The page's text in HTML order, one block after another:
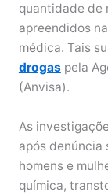
quantidade de
apreendidos
médica. Tais
drogaspela
(Anvisa).
As
após denúncia
homens e
química,